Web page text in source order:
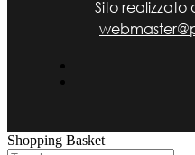
Sito realizzato
Shopping Basket